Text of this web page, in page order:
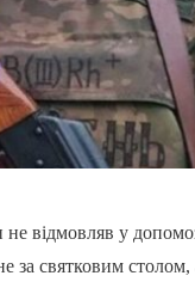
відмовляв у
за святковим